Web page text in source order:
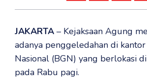
JAKARTA – Kejaksaan Agung
adanya penggeledahan di kantor
Nasional (BGN) yang berlokasi
pada Rabu pagi.